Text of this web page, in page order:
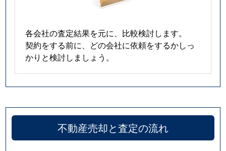
各会社の査定結果を元に、比較検討します。
契約をする前に、どの会社に依頼をするかしっ
かりと検討しましょう。
不動産売却と査定の流れ